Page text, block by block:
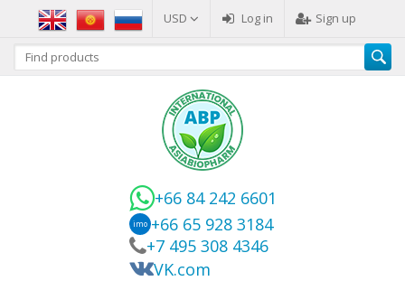
USD Log in Sign up
+66 84 242 6601
imo +66 65 928 3184
+7 495 308 4346
VK.com